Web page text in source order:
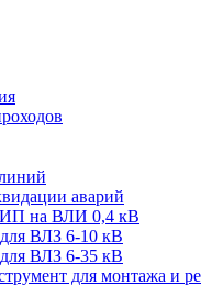
аварий
на ВЛИ 0,4 кВ
ВЛЗ 6-10 кВ
ВЛЗ 6-35 кВ
для монтажа и